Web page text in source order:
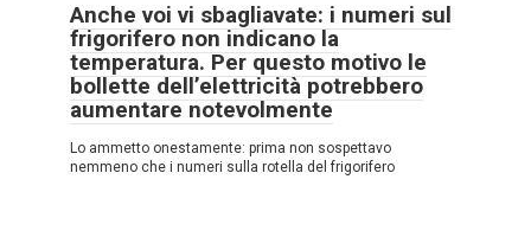
Anche voi vi sbagliavate: i numeri sul
frigorifero non indicano la
temperatura. Per questo motivo le
bollette dell’elettricità potrebbero
aumentare notevolmente
Lo ammetto onestamente: prima non sospettavo
nemmeno che i numeri sulla rotella del frigorifero